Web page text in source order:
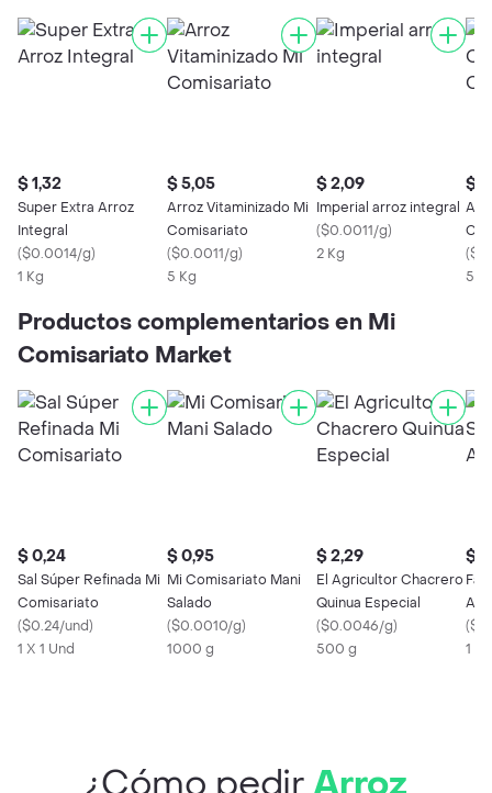
$ 1,32
Super Extra Arroz
Integral
($0.0014/g)
1 Kg
$ 5,05
Arroz Vitaminizado Mi
Comisariato
($0.0011/g)
5 Kg
$ 2,09
Imperial arroz integral
($0.0011/g)
2 Kg
$
(
Productos complementarios en Mi
Comisariato Market
$ 0,24
Sal Súper Refinada Mi
Comisariato
($0.24/und)
1 X 1 Und
$ 0,95
Mi Comisariato Mani
Salado
($0.0010/g)
1000 g
$ 2,29
El Agricultor Chacrero
Quinua Especial
($0.0046/g)
500 g
$
(
1 X